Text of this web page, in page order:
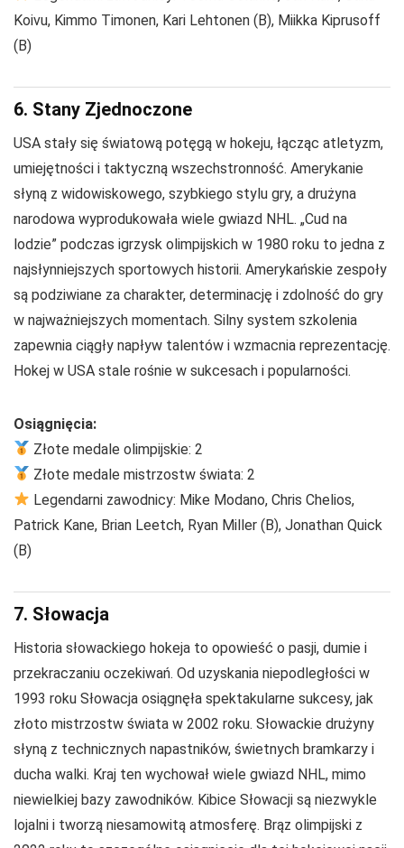
Koivu, Kimmo Timonen, Kari Lehtonen (B), Miikka Kiprusoff
(B)
6. Stany Zjednoczone
USA stały się światową potęgą w hokeju, łącząc atletyzm,
umiejętności i taktyczną wszechstronność. Amerykanie
słyną z widowiskowego, szybkiego stylu gry, a drużyna
narodowa wyprodukowała wiele gwiazd NHL. „Cud na
lodzie” podczas igrzysk olimpijskich w 1980 roku to jedna z
najsłynniejszych sportowych historii. Amerykańskie zespoły
są podziwiane za charakter, determinację i zdolność do gry
w najważniejszych momentach. Silny system szkolenia
zapewnia ciągły napływ talentów i wzmacnia reprezentację.
Hokej w USA stale rośnie w sukcesach i popularności.
Osiągnięcia:
Złote medale olimpijskie: 2
Złote medale mistrzostw świata: 2
Legendarni zawodnicy: Mike Modano, Chris Chelios,
Patrick Kane, Brian Leetch, Ryan Miller (B), Jonathan Quick
(B)
7. Słowacja
Historia słowackiego hokeja to opowieść o pasji, dumie i
przekraczaniu oczekiwań. Od uzyskania niepodległości w
1993 roku Słowacja osiągnęła spektakularne sukcesy, jak
złoto mistrzostw świata w 2002 roku. Słowackie drużyny
słyną z technicznych napastników, świetnych bramkarzy i
ducha walki. Kraj ten wychował wiele gwiazd NHL, mimo
niewielkiej bazy zawodników. Kibice Słowacji są niezwykle
lojalni i tworzą niesamowitą atmosferę. Brąz olimpijski z